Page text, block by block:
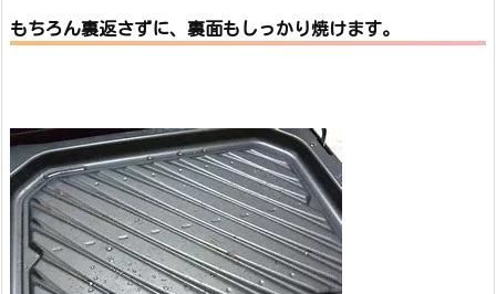
もちろん裏返さずに、裏面もしっかり焼けます。